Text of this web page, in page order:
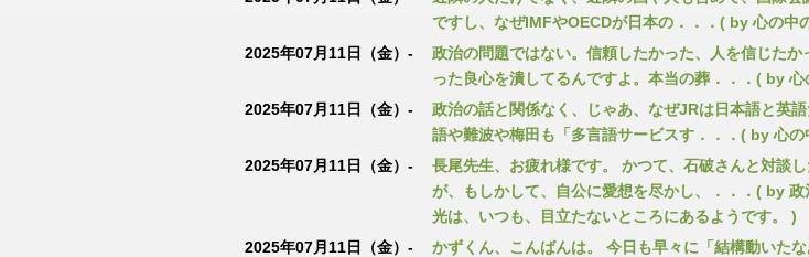
ですし、なぜIMFやOECDが日本の．．．( by 心の中
2025年07月11日（金）-
政治の問題ではない。信頼したかった、人を信じたか
った良心を潰してるんですよ。本当の葬．．．( by 心
2025年07月11日（金）-
政治の話と関係なく、じゃあ、なぜJRは日本語と英
語や難波や梅田も「多言語サービスす．．．( by 心の
2025年07月11日（金）-
長尾先生、お疲れ様です。 かつて、石破さんと対談
が、もしかして、自公に愛想を尽かし、．．．( by 政
光は、いつも、目立たないところにあるようです。 )
2025年07月11日（金）-
かずくん、こんばんは。 今日も早々に「結構動いた